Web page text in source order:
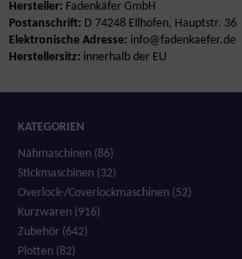
Hersteller: Fadenkäfer GmbH
Postanschrift: D 74248 Ellhofen, Hauptstr. 36
Elektronische Adresse: info@fadenkaefer.de
Herstellersitz: innerhalb der EU
KATEGORIEN
Nähmaschinen (86)
Stickmaschinen (32)
Overlock-/Coverlockmaschinen (52)
Kurzwaren (916)
Zubehör (642)
Plotten (82)